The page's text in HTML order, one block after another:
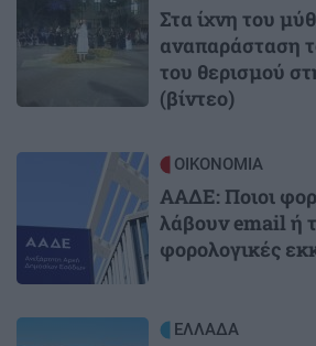
Στα ίχνη του
αναπαράσταση
του θερισμού
(βίντεο)
ΟΙΚΟΝΟΜΙΑ
ΑΑΔΕ: Ποιοι
λάβουν email ή
φορολογικές
ΕΛΛΑΔΑ